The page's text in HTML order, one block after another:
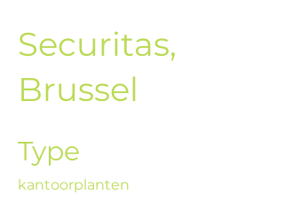
Securitas,
Brussel
Type
kantoorplanten